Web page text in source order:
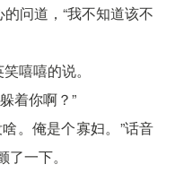
问道，“我不知道该不
嘻嘻的说。
着你啊？”
。俺是个寡妇。”话音
一下。